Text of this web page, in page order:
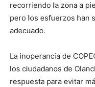
recorriendo la zona a
pero los esfuerzos han
adecuado.
La inoperancia de
los ciudadanos de
respuesta para evitar